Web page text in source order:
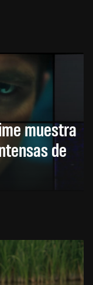
muestra
de